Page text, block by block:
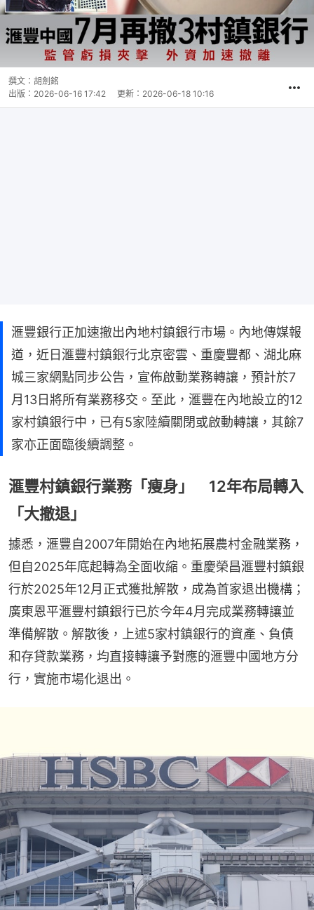
撰文： 胡劍銘
出版： 2026-06-16 17:42 更新： 2026-06-18 10:16
滙豐銀行正加速撤出內地村鎮銀行市場。內地傳媒報
道，近日滙豐村鎮銀行北京密雲、重慶豐都、湖北麻
城三家網點同步公告，宣佈啟動業務轉讓，預計於7
月13日將所有業務移交。至此，滙豐在內地設立的12
家村鎮銀行中，已有5家陸續關閉或啟動轉讓，其餘7
家亦正面臨後續調整。
滙豐村鎮銀行業務「瘦身」 12年布局轉入
「大撤退」
據悉，滙豐自2007年開始在內地拓展農村金融業務，
但自2025年底起轉為全面收縮。重慶榮昌滙豐村鎮銀
行於2025年12月正式獲批解散，成為首家退出機構；
廣東恩平滙豐村鎮銀行已於今年4月完成業務轉讓並
準備解散。解散後，上述5家村鎮銀行的資產、負債
和存貸款業務，均直接轉讓予對應的滙豐中國地方分
行，實施市場化退出。